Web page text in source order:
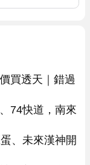
買透天｜錯過
74快道，南來
、未來漢神開